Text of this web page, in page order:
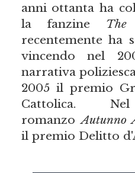
anni ottanta ha
la fanzine
recentemente ha
vincendo nel
narrativa
2005 il premio
Cattolica.
romanzoAutunno
il premio Delitto